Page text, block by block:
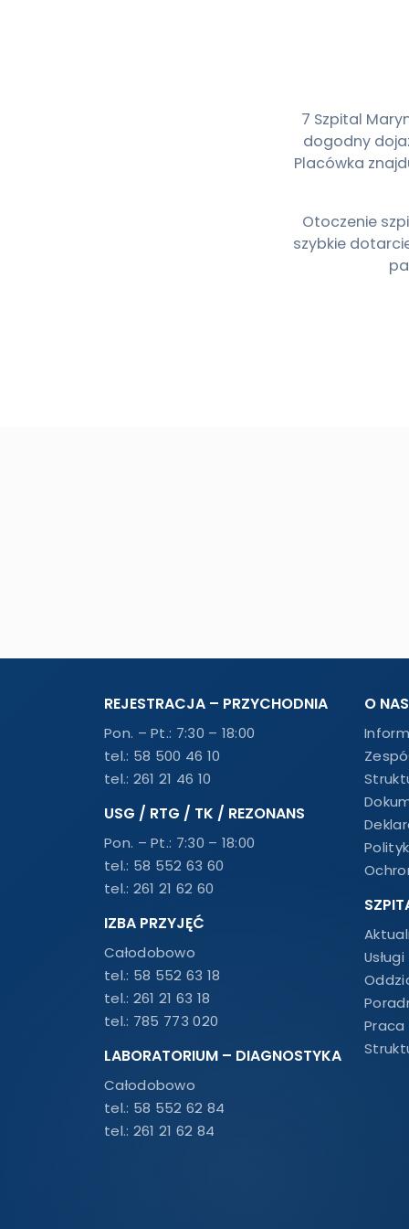
7 Szpital
dogodny
Placówka
Otoczenie
szybkie
REJESTRACJA – PRZYCHODNIA
Pon. – Pt.: 7:30 – 18:00
tel.: 58 500 46 10
tel.: 261 21 46 10
USG / RTG / TK / REZONANS
Pon. – Pt.: 7:30 – 18:00
tel.: 58 552 63 60
tel.: 261 21 62 60
IZBA PRZYJĘĆ
Całodobowo
tel.: 58 552 63 18
tel.: 261 21 63 18
tel.: 785 773 020
LABORATORIUM – DIAGNOSTYKA
Całodobowo
tel.: 58 552 62 84
tel.: 261 21 62 84
O NAS
Usługi
Praca